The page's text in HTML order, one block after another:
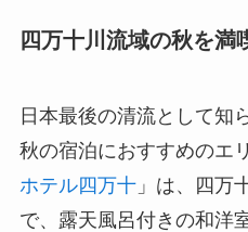
四万十川流域の秋を満
日本最後の清流として知
秋の宿泊におすすめのエ
ホテル四万十」は、四万
で、露天風呂付きの和洋